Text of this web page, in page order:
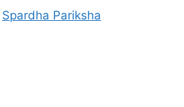
Spardha Pariksha